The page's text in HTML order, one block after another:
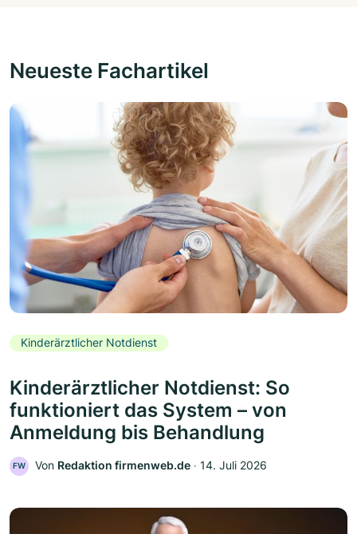
Neueste Fachartikel
Kinderärztlicher Notdienst
Kinderärztlicher Notdienst: So
funktioniert das System – von
Anmeldung bis Behandlung
FW Von Redaktion firmenweb.de ‧ 14. Juli 2026